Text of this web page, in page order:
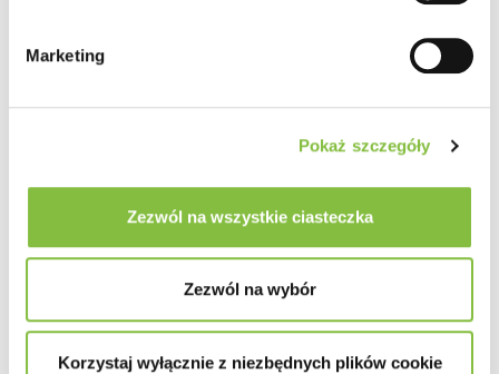
Marketing
Pokaż szczegóły
Zezwól na wszystkie ciasteczka
Zezwól na wybór
Korzystaj wyłącznie z niezbędnych plików cookie